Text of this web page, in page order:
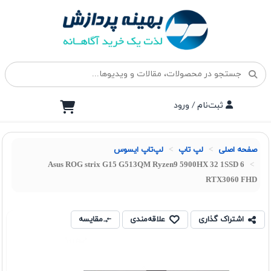
ثبت‌نام / ورود
صفحه اصلی لپ تاپ لپ‌تاپ ایسوس
Asus ROG strix G15 G513QM Ryzen9 5900HX 32 1SSD 6
RTX3060 FHD
اشتراک گذاری علاقه‌مندی مقایسه